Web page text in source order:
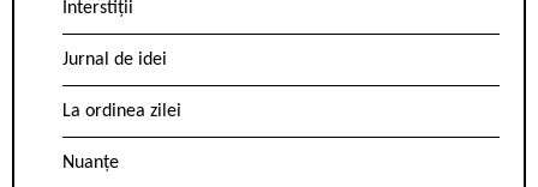
Interstiții
Jurnal de idei
La ordinea zilei
Nuanțe